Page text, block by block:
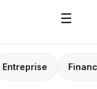
☰
Entreprise